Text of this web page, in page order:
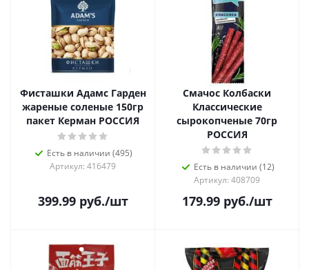
Фисташки Адамс Гарден
жареные соленые 150гр
пакет Керман РОССИЯ
Есть в наличии (495)
Артикул: 416479
399.99руб./шт
Смачос Колбаски
Классические
сырокопченые 70гр
РОССИЯ
Есть в наличии (12)
Артикул: 408709
179.99руб./шт